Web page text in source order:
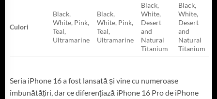
Culori
Black,
White, Pink,
Teal,
Ultramarine
Black,
White, Pink,
Teal,
Ultramarine
Black,
White,
Desert
and
Natural
Titanium
Black,
White,
Desert
and
Natural
Titanium
Seria iPhone 16 a fost lansată și vine cu numeroase
îmbunătățiri, dar ce diferențiază iPhone 16 Pro de iPhone